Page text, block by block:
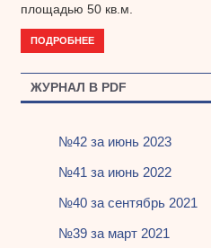
площадью 50 кв.м.
ПОДРОБНЕЕ
ЖУРНАЛ В PDF
№42 за июнь 2023
№41 за июнь 2022
№40 за сентябрь 2021
№39 за март 2021